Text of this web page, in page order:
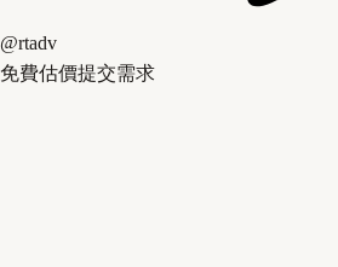
@rtadv
免費估價提交需求